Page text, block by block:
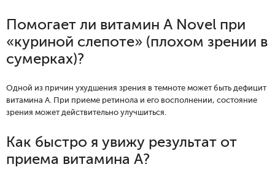
Помогает ли витамин А Novel при
«куриной слепоте» (плохом зрении в
сумерках)?
Одной из причин ухудшения зрения в темноте может быть дефицит
витамина А. При приеме ретинола и его восполнении, состояние
зрения может действительно улучшиться.
Как быстро я увижу результат от
приема витамина А?